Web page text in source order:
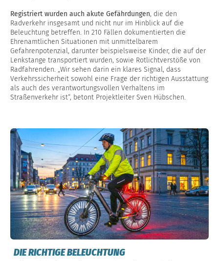
Registriert wurden auch akute Gefährdungen, die den
Radverkehr insgesamt und nicht nur im Hinblick auf die
Beleuchtung betreffen. In 210 Fällen dokumentierten die
Ehrenamtlichen Situationen mit unmittelbarem
Gefahrenpotenzial, darunter beispielsweise Kinder, die auf der
Lenkstange transportiert wurden, sowie Rotlichtverstöße von
Radfahrenden. „Wir sehen darin ein klares Signal, dass
Verkehrssicherheit sowohl eine Frage der richtigen Ausstattung
als auch des verantwortungsvollen Verhaltens im
Straßenverkehr ist“, betont Projektleiter Sven Hübschen.
DIE RICHTIGE BELEUCHTUNG